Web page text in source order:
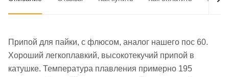
Припой для пайки, с флюсом, аналог нашего пос 60.
Хороший легкоплавкий, высокотекучий припой в
катушке. Температура плавления примерно 195